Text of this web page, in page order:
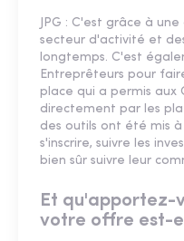
JPG : C'est grâce à
secteur d'activité et
longtemps. C'est
Entreprêteurs pour
place qui a permis aux
directement par les
des outils ont été mis
s'inscrire, suivre les
bien sûr suivre leur
Et qu'apportez-
votre offre est-